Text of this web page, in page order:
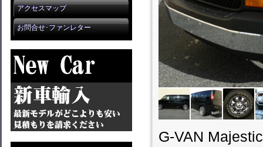
アクセスマップ
お問合せ･ファンレター
G-VAN Majestic